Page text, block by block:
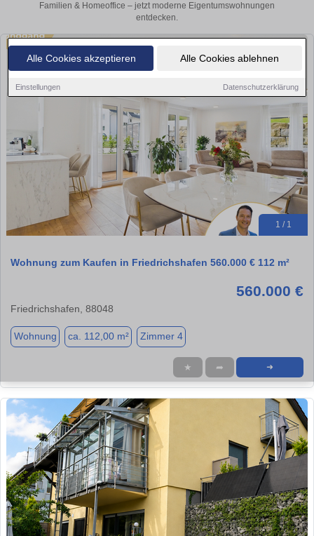
Alle Cookies akzeptieren Alle Cookies ablehnen
Einstellungen Datenschutzerklärung
Familien & Homeoffice – jetzt moderne Eigentumswohnungen
entdecken.
1 / 1
Wohnung zum Kaufen in Friedrichshafen 560.000 € 112 m²
560.000 €
Friedrichshafen, 88048
Wohnung ca. 112,00 m² Zimmer 4
★ ➦ ➜